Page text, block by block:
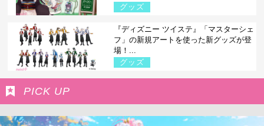
グッズ
『ディズニー ツイステ』「マスターシェ
フ」の新規アートを使った新グッズが登
場！...
グッズ
PICK UP